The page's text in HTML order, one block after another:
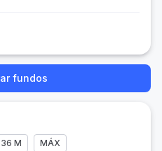
fundos
36 M MÁX